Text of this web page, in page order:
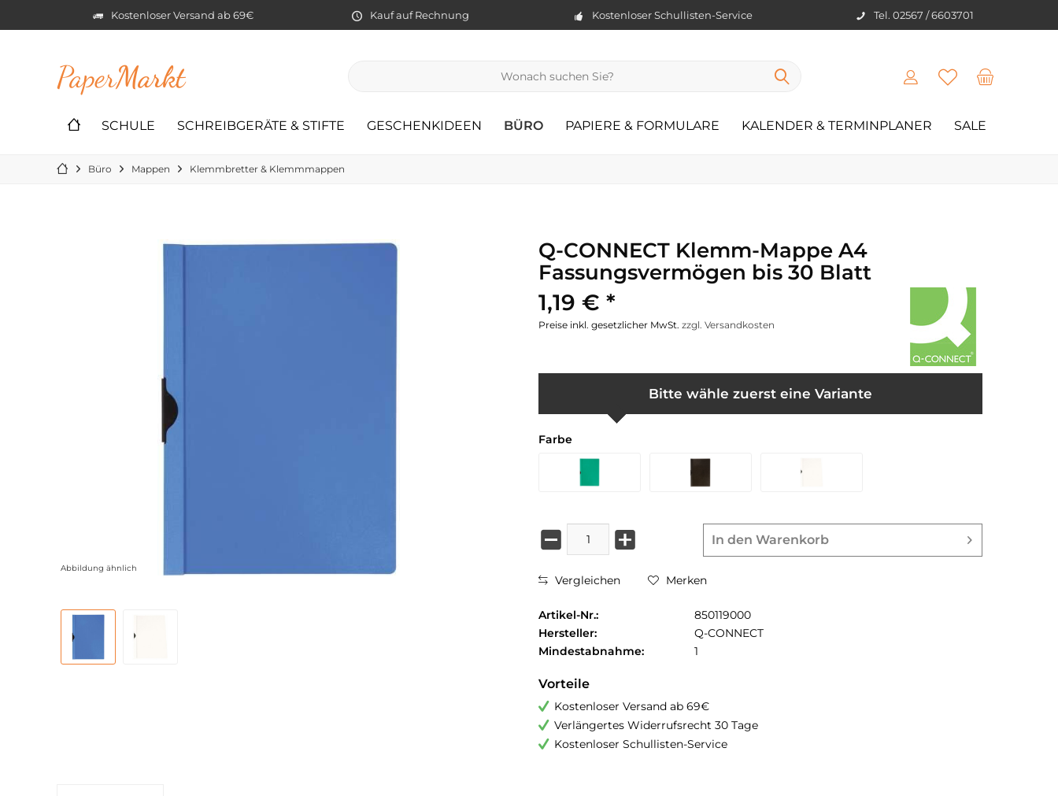
Kostenloser Versand ab 69€ Kauf auf Rechnung Kostenloser Schullisten-Service Tel. 02567 / 6603701
PaperMarkt
SCHULE SCHREIBGERÄTE & STIFTE GESCHENKIDEEN BÜRO PAPIERE & FORMULARE KALENDER & TERMINPLANER SALE
Büro Mappen Klemmbretter & Klemmmappen
Abbildung ähnlich
Q-CONNECT Klemm-Mappe A4
Fassungsvermögen bis 30 Blatt
1,19 € *
Preise inkl. gesetzlicher MwSt. zzgl. Versandkosten
Bitte wähle zuerst eine Variante
Farbe
In den Warenkorb
Vergleichen Merken
Artikel-Nr.:
850119000
Hersteller:
Q-CONNECT
Mindestabnahme:
1
Vorteile
Kostenloser Versand ab 69€
Verlängertes Widerrufsrecht 30 Tage
Kostenloser Schullisten-Service